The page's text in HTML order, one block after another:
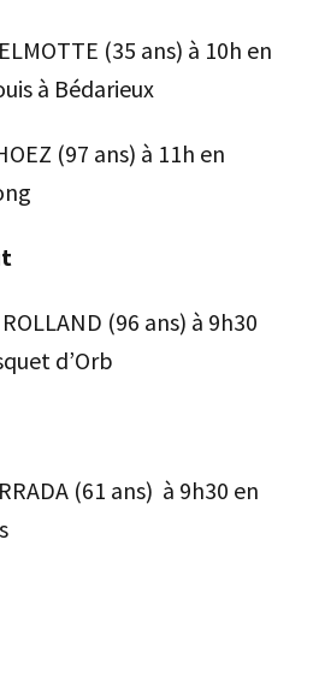
(35 ans) à 10h en
à Bédarieux
(97 ans) à 11h en
(96 ans) à 9h30
d’Orb
(61 ans) à 9h30 en